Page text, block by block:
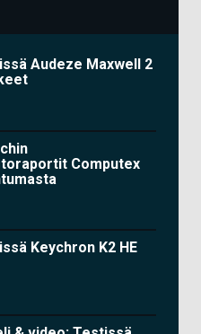
Audeze Maxwell 2
Computex
Keychron K2 HE